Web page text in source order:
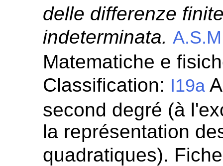
delle differenze
indeterminata.
Matematiche e
Classification: I19a
second degré (à
la représentation
quadratiques).